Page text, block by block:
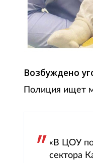
Возбуждено
Полиция ищет
«В ЦОУ
сектора